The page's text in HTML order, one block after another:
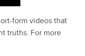
form videos that
truths. For more